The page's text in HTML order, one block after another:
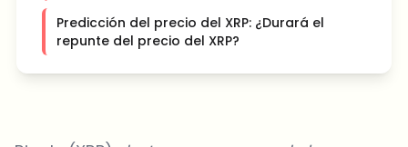
Predicción del precio del XRP: ¿Durará el
repunte del precio del XRP?